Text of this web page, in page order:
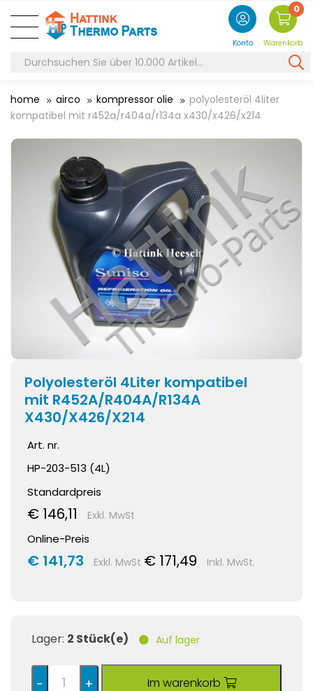
Konto
0
Warenkorb
home airco kompressor olie
polyolesteröl 4liter
kompatibel mit r452a/r404a/r134a x430/x426/x214
Polyolesteröl 4Liter kompatibel
mit R452A/R404A/R134A
X430/X426/X214
Art. nr.
HP-203-513 (4L)
Standardpreis
€ 146,11 Exkl. MwSt
Online-Preis
€ 141,73 Exkl. MwSt € 171,49 Inkl. MwSt.
Lager: 2 Stück(e) Auf lager
- + Im warenkorb